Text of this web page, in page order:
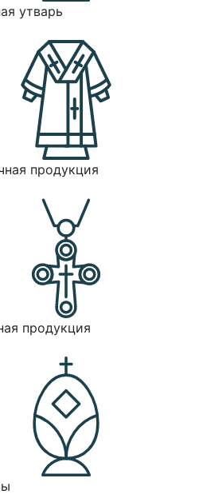
утварь
продукция
продукция